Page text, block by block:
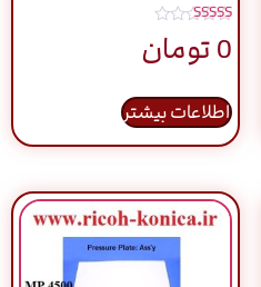
نمره
5.00
از 5
0تومان
اطلاعات بیشتر